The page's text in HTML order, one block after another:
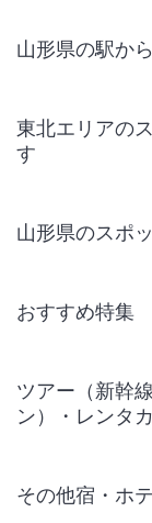
山形県の駅か
東北エリアの
す
山形県のスポ
おすすめ特集
ツアー（新幹
ン）・レンタ
その他宿・ホ